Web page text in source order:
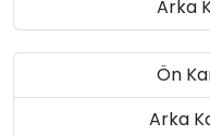
Arka
Ön
Arka